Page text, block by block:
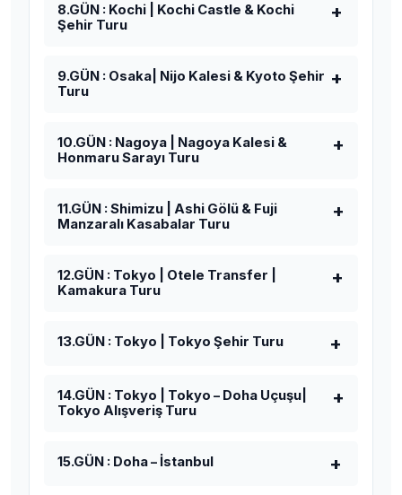
8.GÜN : Kochi | Kochi Castle & Kochi
Şehir Turu
9.GÜN : Osaka| Nijo Kalesi & Kyoto Şehir
Turu
10.GÜN : Nagoya | Nagoya Kalesi &
Honmaru Sarayı Turu
11.GÜN : Shimizu | Ashi Gölü & Fuji
Manzaralı Kasabalar Turu
12.GÜN : Tokyo | Otele Transfer |
Kamakura Turu
13.GÜN : Tokyo | Tokyo Şehir Turu
14.GÜN : Tokyo | Tokyo – Doha Uçuşu|
Tokyo Alışveriş Turu
15.GÜN : Doha – İstanbul